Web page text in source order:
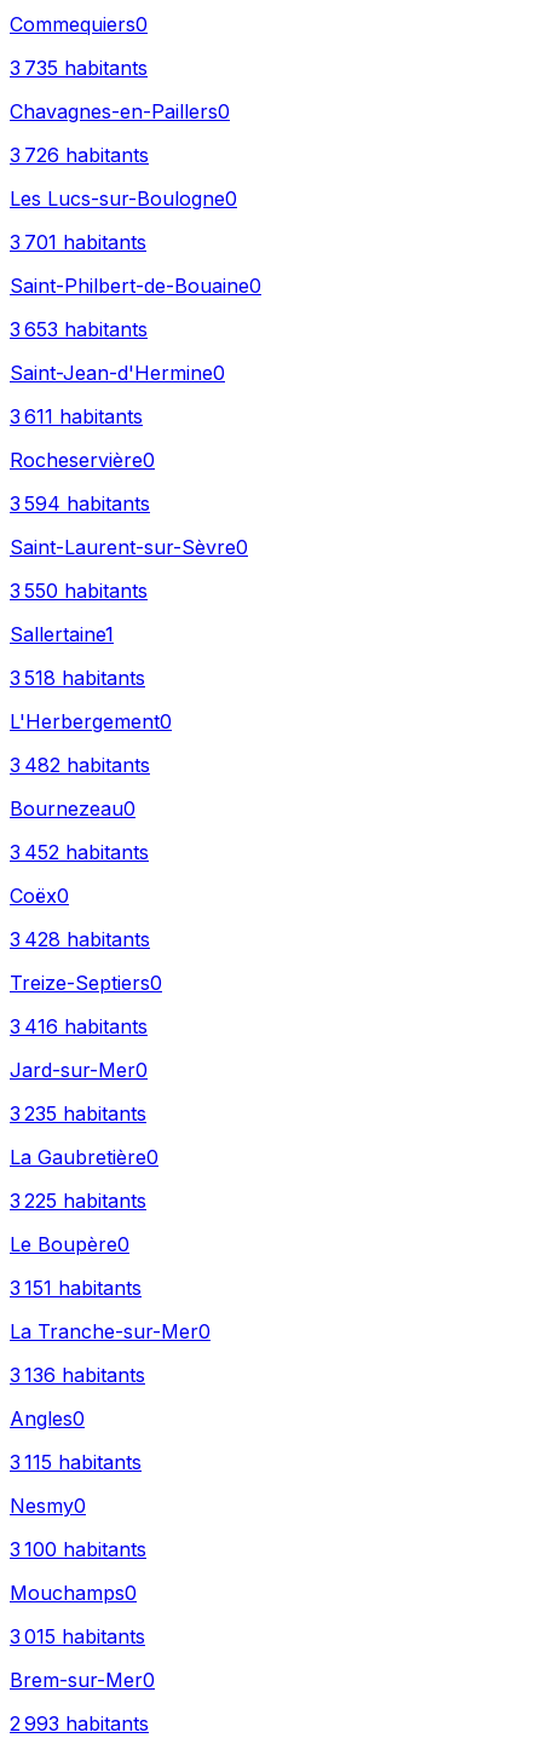
Commequiers0
3 735 habitants
Chavagnes-en-Paillers0
3 726 habitants
Les Lucs-sur-Boulogne0
3 701 habitants
Saint-Philbert-de-Bouaine0
3 653 habitants
Saint-Jean-d'Hermine0
3 611 habitants
Rocheservière0
3 594 habitants
Saint-Laurent-sur-Sèvre0
3 550 habitants
Sallertaine1
3 518 habitants
L'Herbergement0
3 482 habitants
Bournezeau0
3 452 habitants
Coëx0
3 428 habitants
Treize-Septiers0
3 416 habitants
Jard-sur-Mer0
3 235 habitants
La Gaubretière0
3 225 habitants
Le Boupère0
3 151 habitants
La Tranche-sur-Mer0
3 136 habitants
Angles0
3 115 habitants
Nesmy0
3 100 habitants
Mouchamps0
3 015 habitants
Brem-sur-Mer0
2 993 habitants